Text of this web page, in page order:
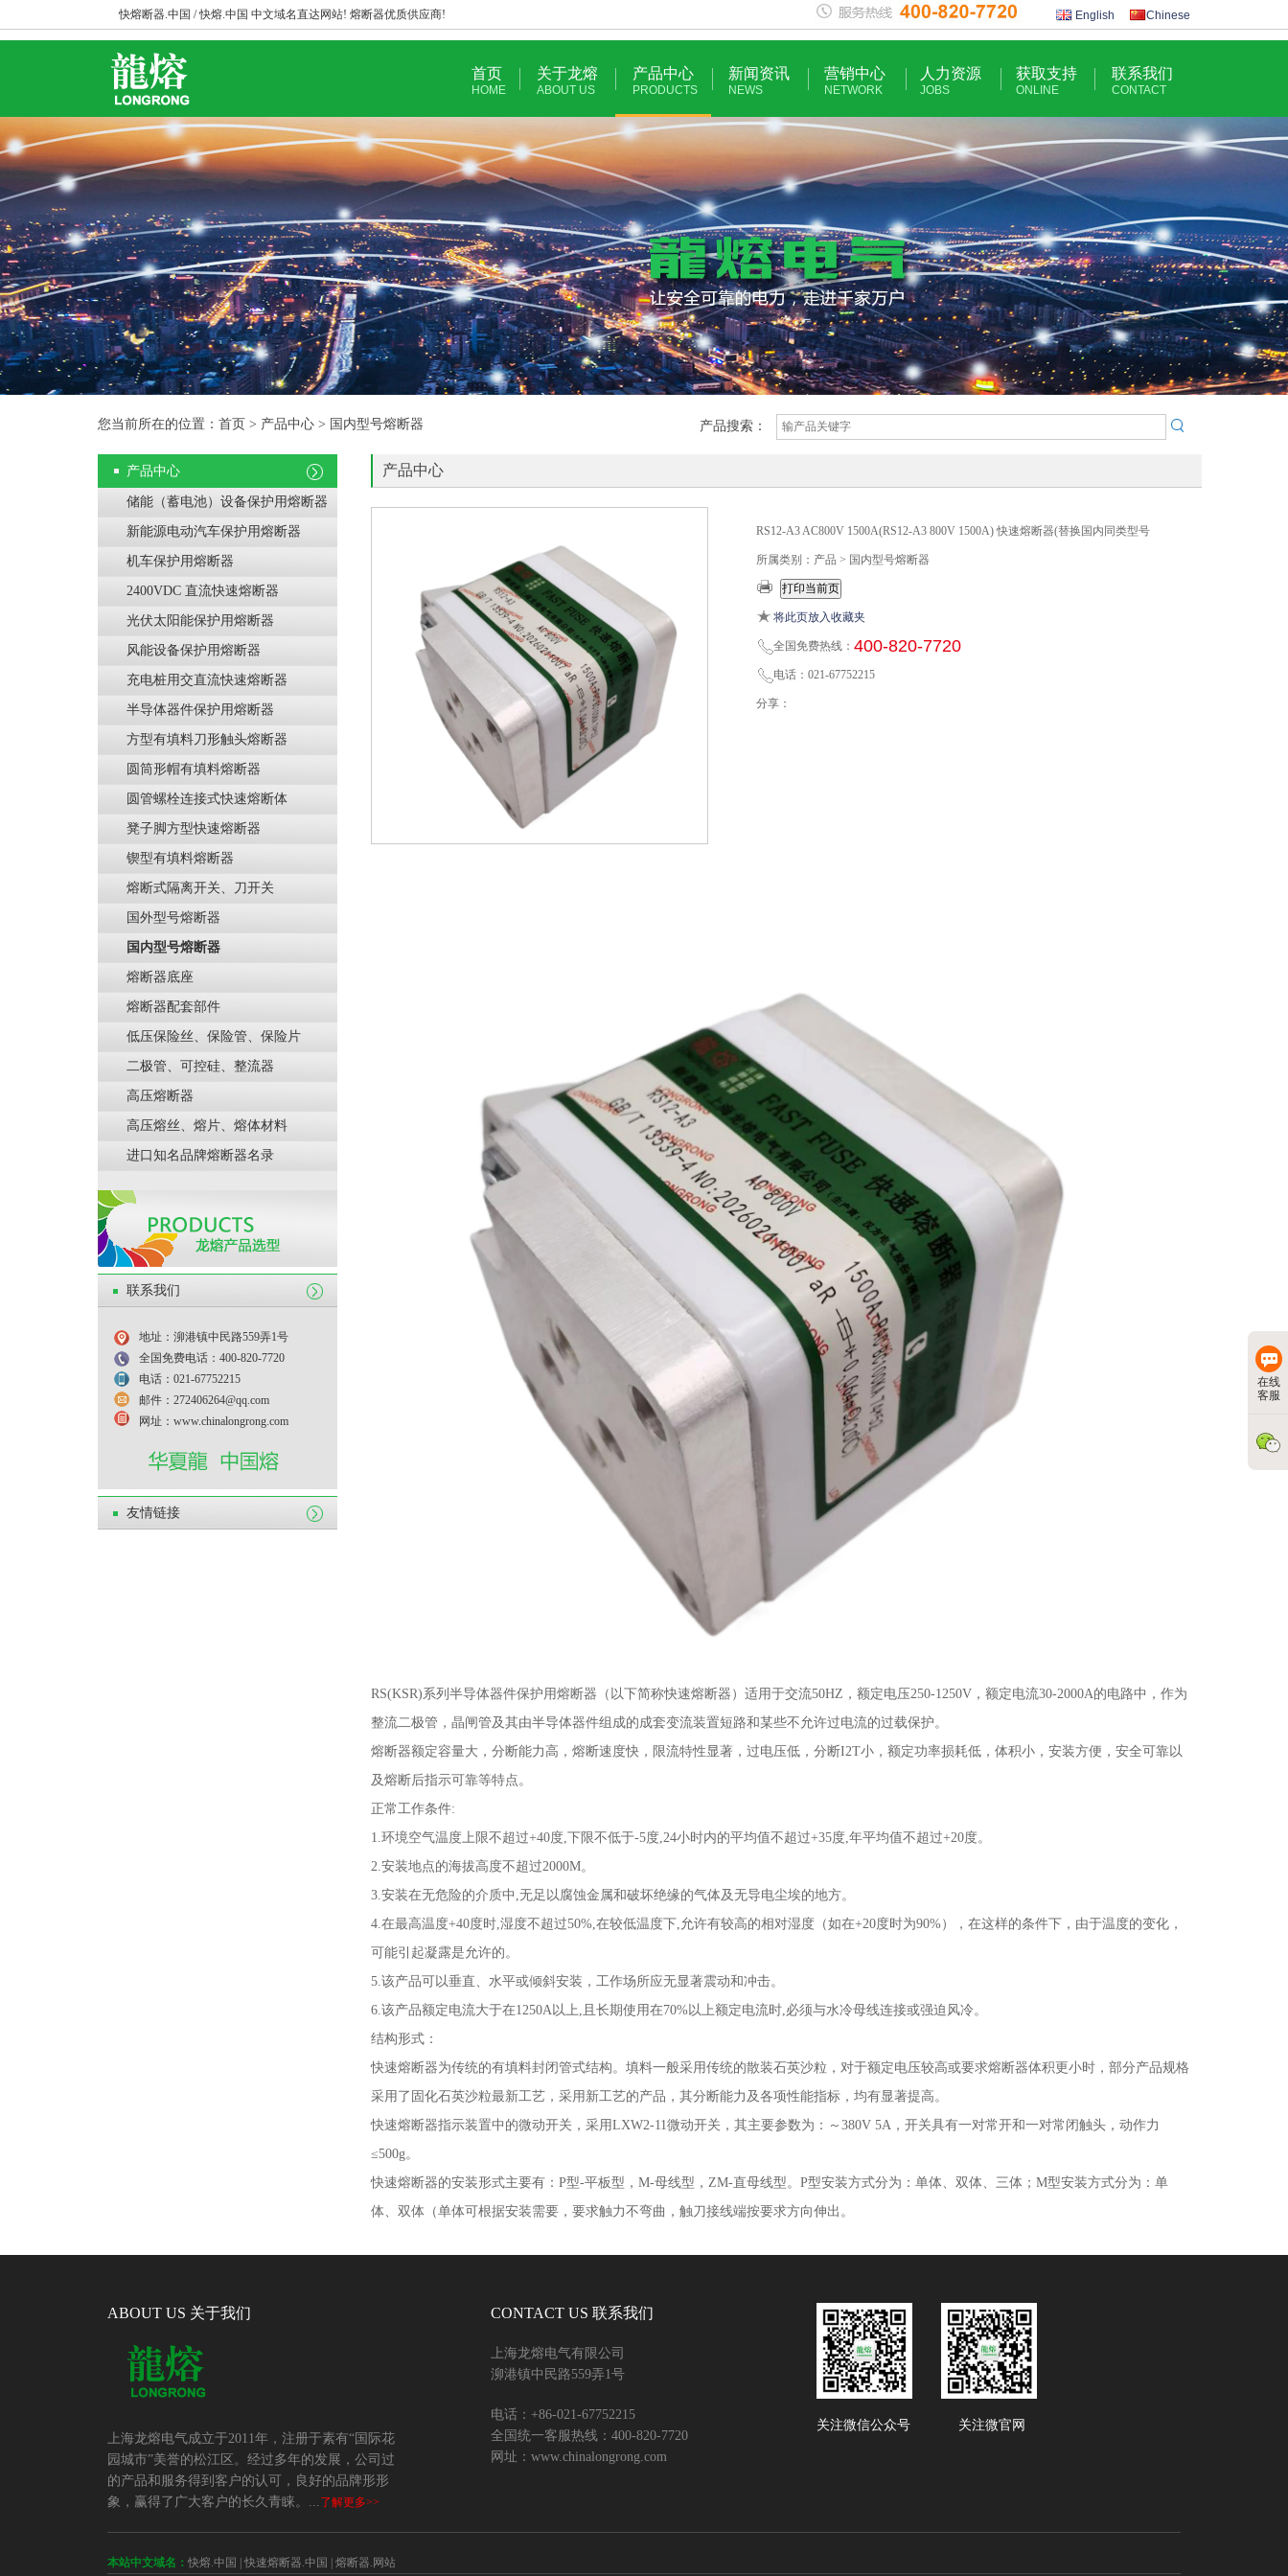
在线
客服
快熔断器.中国 / 快熔.中国 中文域名直达网站! 熔断器优质供应商! English Chinese
首页
HOME
关于龙熔
ABOUT US
产品中心
PRODUCTS
新闻资讯
NEWS
营销中心
NETWORK
人力资源
JOBS
获取支持
ONLINE
联系我们
CONTACT
您当前所在的位置：首页 > 产品中心 > 国内型号熔断器 产品搜索：
产品中心
储能（蓄电池）设备保护用熔断器
新能源电动汽车保护用熔断器
机车保护用熔断器
2400VDC 直流快速熔断器
光伏太阳能保护用熔断器
风能设备保护用熔断器
充电桩用交直流快速熔断器
半导体器件保护用熔断器
方型有填料刀形触头熔断器
圆筒形帽有填料熔断器
圆管螺栓连接式快速熔断体
凳子脚方型快速熔断器
锲型有填料熔断器
熔断式隔离开关、刀开关
国外型号熔断器
国内型号熔断器
熔断器底座
熔断器配套部件
低压保险丝、保险管、保险片
二极管、可控硅、整流器
高压熔断器
高压熔丝、熔片、熔体材料
进口知名品牌熔断器名录
联系我们
地址：泖港镇中民路559弄1号
全国免费电话：400-820-7720
电话：021-67752215
邮件：272406264@qq.com
网址：www.chinalongrong.com
友情链接
产品中心
RS12-A3 AC800V 1500A(RS12-A3 800V 1500A) 快速熔断器(替换国内同类型号
所属类别：产品 > 国内型号熔断器
将此页放入收藏夹
全国免费热线： 400-820-7720
电话：021-67752215
分享：
RS(KSR)系列半导体器件保护用熔断器（以下简称快速熔断器）适用于交流50HZ ，额定电压250-1250V ，额定电流30-2000A的电路中，作为
整流二极管，晶闸管及其由半导体器件组成的成套变流装置短路和某些不允许过电流的过载保护。
熔断器额定容量大，分断能力高，熔断速度快，限流特性显著，过电压低，分断I2T小，额定功率损耗低，体积小，安装方便，安全可靠以
及熔断后指示可靠等特点。
正常工作条件:
1.环境空气温度上限不超过+40度,下限不低于-5度,24小时内的平均值不超过+35度,年平均值不超过+20度。
2.安装地点的海拔高度不超过2000M。
3.安装在无危险的介质中 ,无足以腐蚀金属和破坏绝缘的气体及无导电尘埃的地方。
4.在最高温度+40度时,湿度不超过50%,在较低温度下, 允许有较高的相对湿度（如在+20度时为90%），在这样的条件下，由于温度的变化，
可能引起凝露是允许的。
5.该产品可以垂直、水平或倾斜安装，工作场所应无显著震动和冲击。
6.该产品额定电流大于在1250A以上, 且长期使用在70%以上额定电流时,必须与水冷母线连接或强迫风冷。
结构形式：
快速熔断器为传统的有填料封闭管式结构。填料一般采用传统的散装石英沙粒，对于额定电压较高或要求熔断器体积更小时，部分产品规格
采用了固化石英沙粒最新工艺，采用新工艺的产品，其分断能力及各项性能指标，均有显著提高。
快速熔断器指示装置中的微动开关，采用LXW2-11微动开关，其主要参数为：～ 380V 5A ，开关具有一对常开和一对常闭触头，动作力
≤500g。
快速熔断器的安装形式主要有： P型-平板型， M-母线型， ZM-直母线型。 P型安装方式分为：单体、双体、三体； M型安装方式分为：单
体、双体（单体可根据安装需要，要求触力不弯曲，触刀接线端按要求方向伸出。
ABOUT US 关于我们
上海龙熔电气成立于2011年，注册于素有“国际花
园城市”美誉的松江区。经过多年的发展，公司过
的产品和服务得到客户的认可，良好的品牌形形
象，赢得了广大客户的长久青睐。...了解更多>>
CONTACT US 联系我们
上海龙熔电气有限公司
泖港镇中民路559弄1号
电话：+86-021-67752215
全国统一客服热线：400-820-7720
网址：www.chinalongrong.com
关注微信公众号 关注微官网
本站中文域名： 快熔.中国 快速熔断器.中国 熔断器.网站